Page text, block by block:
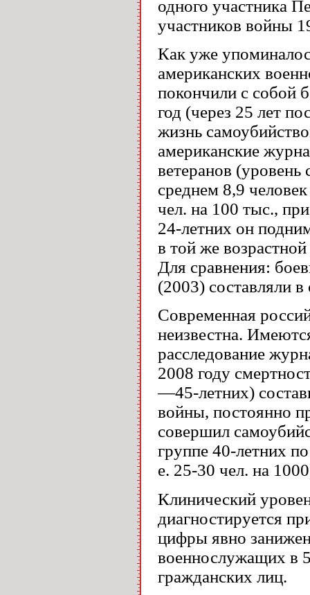
одного участника
участников войны
Как уже
американских
покончили с собой
год (через 25 лет
жизнь
американские
ветеранов
среднем 8,9
чел. на 100 тыс.,
24-летних он
в той же
Для сравнения:
(2003) составляли
Современная
неизвестна.
расследование
2008 году
—45-летних)
войны, постоянно
совершил
группе 40-летних
е. 25-30 чел. на
Клинический
диагностируется
цифры явно
военнослужащих в 5
гражданских лиц.